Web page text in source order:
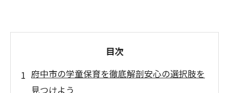
目次
府中市の学童保育を徹底解剖安心の選択肢を
見つけよう